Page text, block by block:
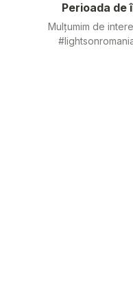
Perioada de
Mulțumim de